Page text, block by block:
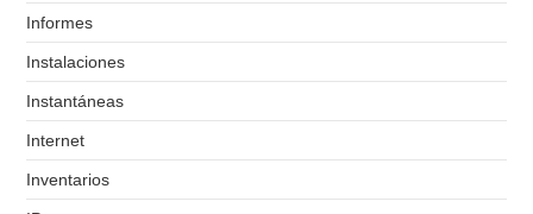
Informes
Instalaciones
Instantáneas
Internet
Inventarios